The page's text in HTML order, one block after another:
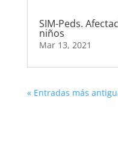
SIM-Peds.
niños
Mar 13, 2021
« Entradas más